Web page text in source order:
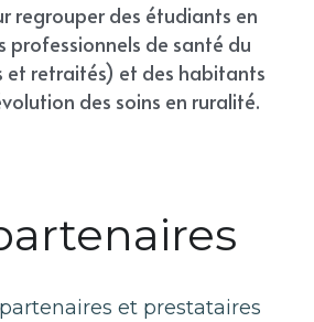
regrouper des étudiants en
professionnels de santé du
retraités) et des habitants
des soins en ruralité.
et prestataires